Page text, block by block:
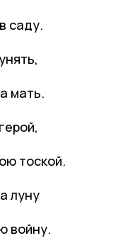
саду.
мать.
тоской.
луну
войну.